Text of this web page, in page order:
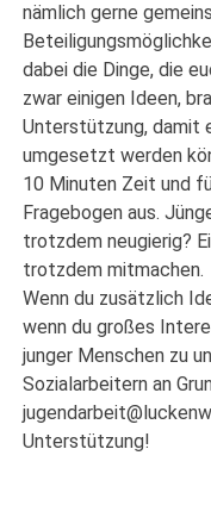
nämlich gerne
dabei die Dinge, die
zwar einigen Ideen,
Unterstützung, damit
umgesetzt werden
10 Minuten Zeit und
Fragebogen aus.
trotzdem neugierig?
trotzdem mitmachen.
Wenn du zusätzlich
wenn du großes
junger Menschen zu
Sozialarbeitern an
Unterstützung!